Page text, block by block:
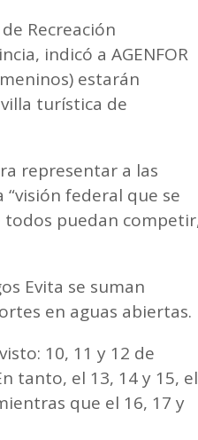
Recreación
indicó a AGENFOR
estarán
turística de
representar a las
federal que se
todos puedan
Evita se suman
en aguas abiertas.
10, 11 y 12 de
tanto, el 13, 14 y 15, el
que el 16, 17 y